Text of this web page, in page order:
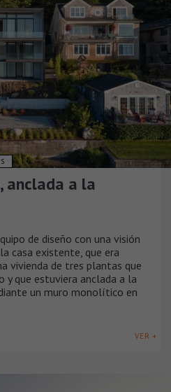
anclada a la
de diseño con una visión
casa existente, que era
vivienda de tres plantas que
y que estuviera anclada a la
un muro monolítico en
VER +